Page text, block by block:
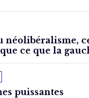
néolibéralisme,
ce que la
puissantes